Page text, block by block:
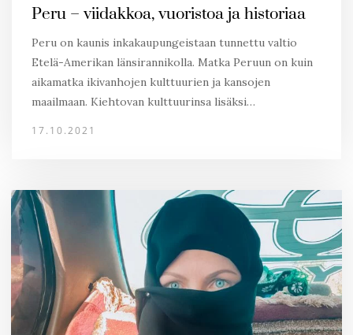
Peru – viidakkoa, vuoristoa ja historiaa
Peru on kaunis inkakaupungeistaan tunnettu valtio
Etelä-Amerikan länsirannikolla. Matka Peruun on kuin
aikamatka ikivanhojen kulttuurien ja kansojen
maailmaan. Kiehtovan kulttuurinsa lisäksi…
17.10.2021